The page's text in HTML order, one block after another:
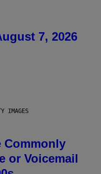
7, 2026
IMAGES
Commonly
or Voicemail